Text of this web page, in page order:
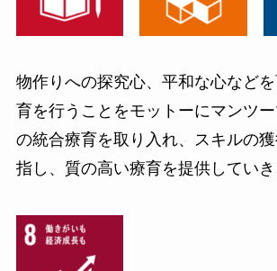
物作りへの探究心、平和な心など
育を行うことをモットーにマンツ
の統合療育を取り入れ、スキルの
指し、質の高い療育を提供していき